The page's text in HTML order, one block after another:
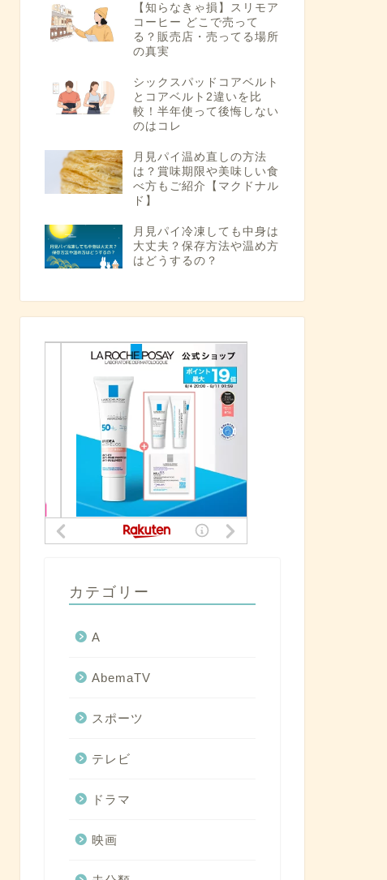
【知らなきゃ損】スリモア
コーヒー どこで売って
る？販売店・売ってる場所
の真実
シックスパッドコアベルト
とコアベルト2違いを比
較！半年使って後悔しない
のはコレ
月見パイ温め直しの方法
は？賞味期限や美味しい食
べ方もご紹介【マクドナル
ド】
月見パイ冷凍しても中身は
大丈夫？保存方法や温め方
はどうするの？
カテゴリー
A
AbemaTV
スポーツ
テレビ
ドラマ
映画